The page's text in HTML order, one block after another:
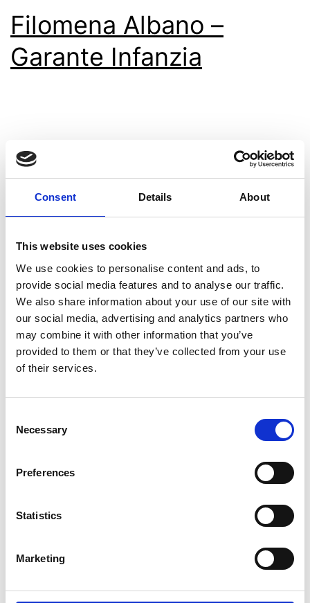
Consent Details About
This website uses cookies
We use cookies to personalise content and ads, to
provide social media features and to analyse our traffic.
We also share information about your use of our site with
our social media, advertising and analytics partners who
may combine it with other information that you’ve
provided to them or that they’ve collected from your use
of their services.
Selection
Necessary
Preferences
Statistics
Marketing
Filomena Albano –
Garante Infanzia
Podcast Siamo con Filomena Albano,
presidente dell’autorità garante per
l’infanzia e l’adolescenza, sul tema Tocatì
2017. 0:00 / 0:00 Filomena Albano –
Garante Infanzia Podcast news
Speaker per un minuto –
20 settembre